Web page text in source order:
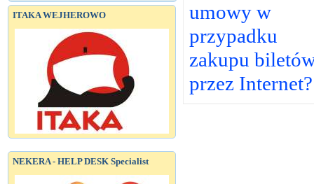
ITAKA WEJHEROWO
NEKERA - HELP DESK Specialist
umowy w
przypadku
zakupu
przez Internet?